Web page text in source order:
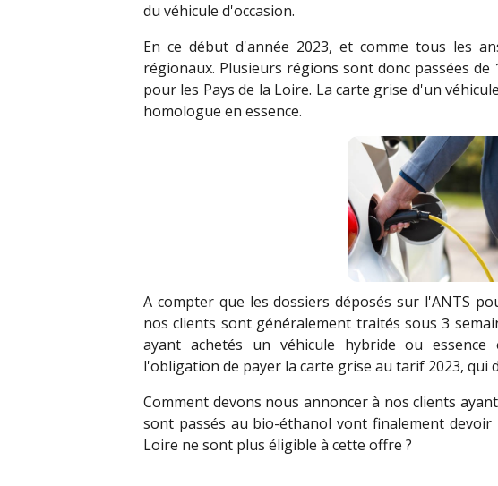
du véhicule d'occasion.
En ce début d'année 2023, et comme tous les
régionaux. Plusieurs régions sont donc passées
pour les Pays de la Loire. La carte grise d'un
homologue en essence.
A compter que les dossiers déposés sur l'ANTS
nos clients sont généralement traités sous 3
ayant achetés un véhicule hybride ou
l'obligation de payer la carte grise au tarif 2023, qui
Comment devons nous annoncer à nos clients
sont passés au bio-éthanol vont finalement
Loire ne sont plus éligible à cette offre ?